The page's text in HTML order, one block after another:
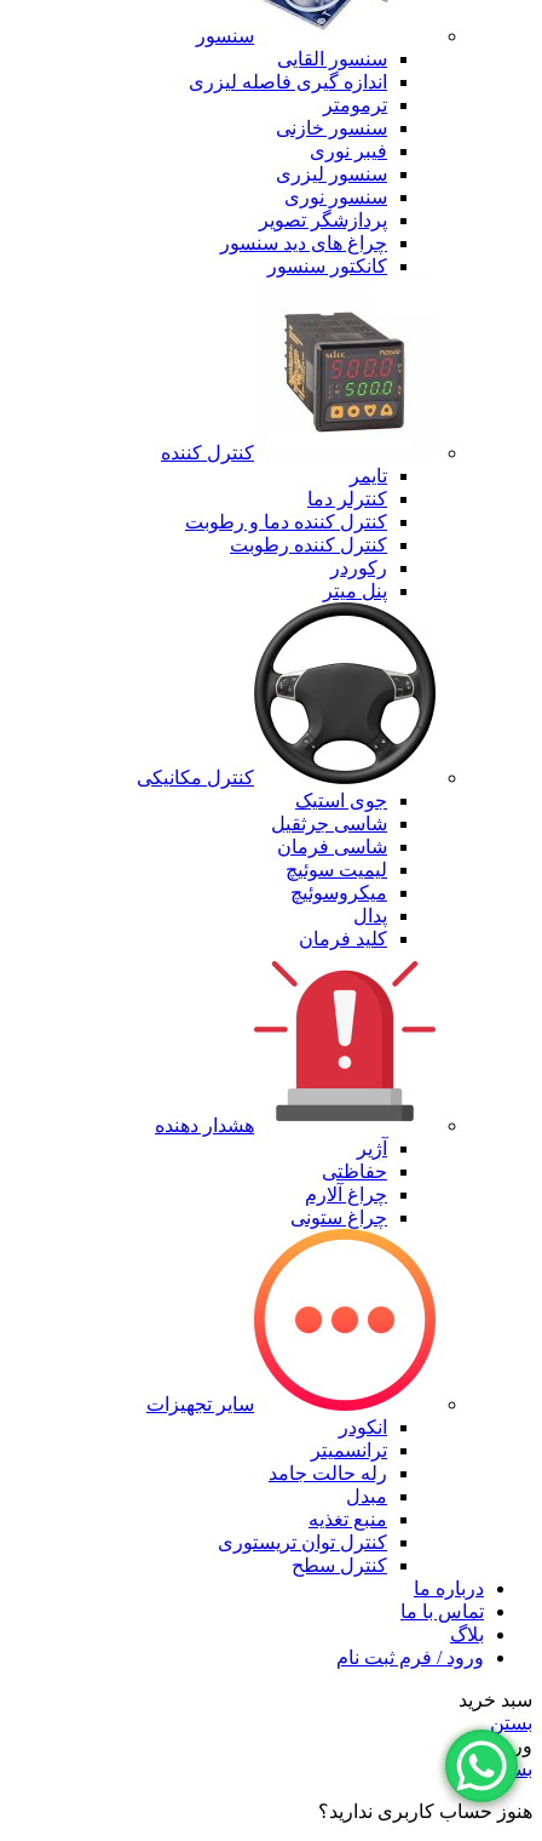
سنسور
سنسور القایی
اندازه گیری فاصله لیزری
ترمومتر
سنسور خازنی
فیبر نوری
سنسور لیزری
سنسور نوری
پردازشگر تصویر
چراغ های دید سنسور
کانکتور سنسور
کنترل کننده
تایمر
کنترلر دما
کنترل کننده دما و رطوبت
کنترل کننده رطوبت
رکوردر
پنل میتر
کنترل مکانیکی
جوی استیک
شاسی جرثقیل
شاسی فرمان
لیمیت سوئیچ
میکروسوئیچ
پدال
کلید فرمان
هشدار دهنده
آژیر
حفاظتی
چراغ آلارم
چراغ ستونی
سایر تجهیزات
انکودر
ترانسمیتر
رله حالت جامد
مبدل
منبع تغذیه
کنترل توان تریستوری
کنترل سطح
درباره ما
تماس با ما
بلاگ
ورود / فرم ثبت نام
سبد خرید
بستن
ورود
بستن
هنوز حساب کاربری ندارید؟